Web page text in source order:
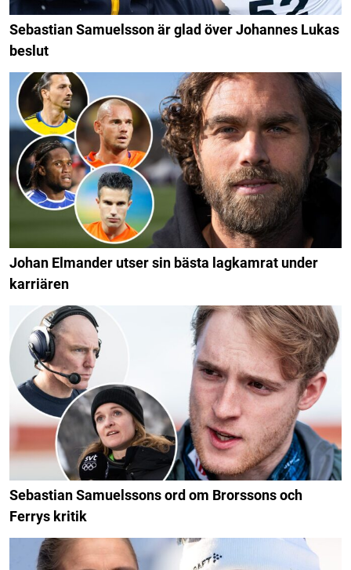
Sebastian Samuelsson är glad över Johannes Lukas
beslut
Johan Elmander utser sin bästa lagkamrat under
karriären
Sebastian Samuelssons ord om Brorssons och
Ferrys kritik